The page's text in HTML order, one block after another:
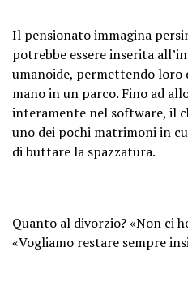
Il pensionato immagina
potrebbe essere inserita
umanoide, permettendo loro
mano in un parco. Fino ad
interamente nel software, il
uno dei pochi matrimoni in
di buttare la spazzatura.
Quanto al divorzio? «Non ci
«Vogliamo restare sempre